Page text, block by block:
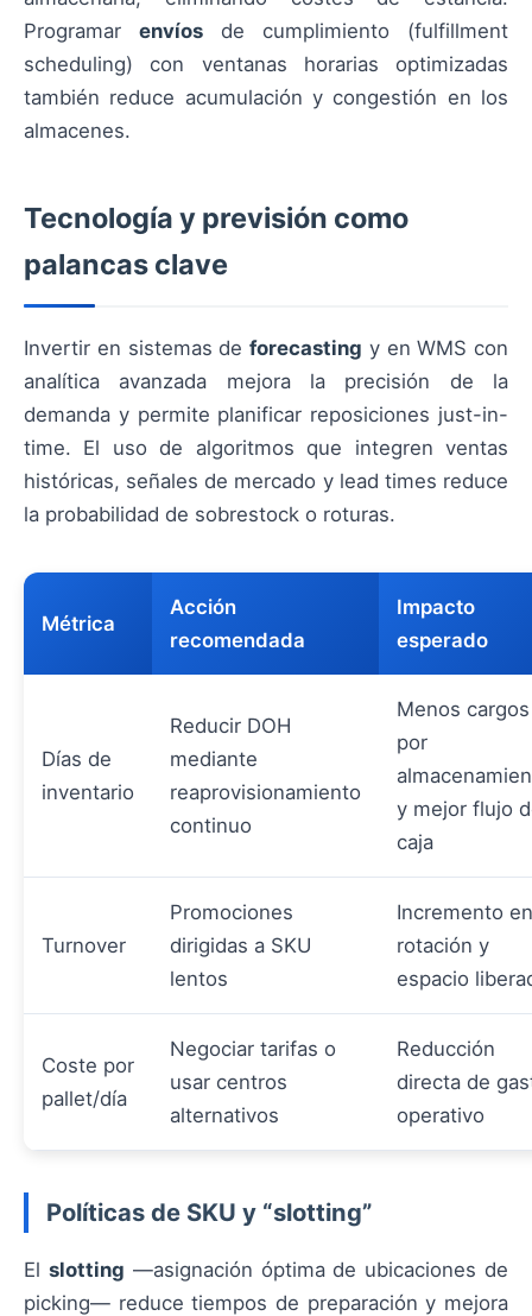
Programar envíos de cumplimiento (fulfillment
scheduling) con ventanas horarias optimizadas
también reduce acumulación y congestión en los
almacenes.
Tecnología y previsión como
palancas clave
Invertir en sistemas de forecasting y en WMS con
analítica avanzada mejora la precisión de la
demanda y permite planificar reposiciones just-in-
time. El uso de algoritmos que integren ventas
históricas, señales de mercado y lead times reduce
la probabilidad de sobrestock o roturas.
Métrica
Acción
recomendada
Impacto
esperado
Días de
inventario
Reducir DOH
mediante
reaprovisionamiento
continuo
Menos cargos
por
y mejor flujo
caja
Turnover
Promociones
dirigidas a SKU
lentos
Incremento en
rotación y
espacio
Coste por
pallet/día
Negociar tarifas o
usar centros
alternativos
Reducción
directa de
operativo
Políticas de SKU y “slotting”
El slotting —asignación óptima de ubicaciones de
picking— reduce tiempos de preparación y mejora